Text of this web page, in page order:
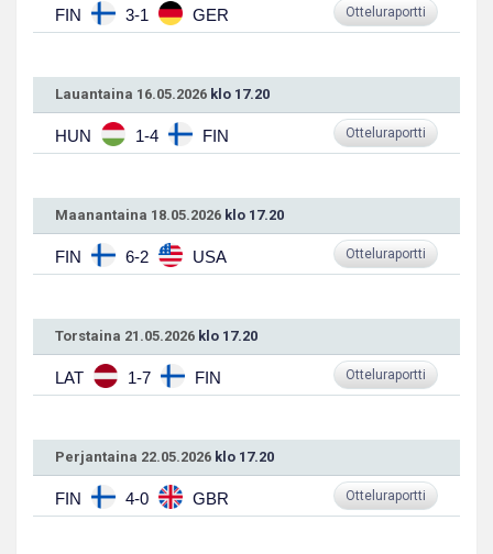
FIN 3-1 GER Otteluraportti
Lauantaina 16.05.2026 klo 17.20
HUN 1-4 FIN Otteluraportti
Maanantaina 18.05.2026 klo 17.20
FIN 6-2 USA Otteluraportti
Torstaina 21.05.2026 klo 17.20
LAT 1-7 FIN Otteluraportti
Perjantaina 22.05.2026 klo 17.20
FIN 4-0 GBR Otteluraportti